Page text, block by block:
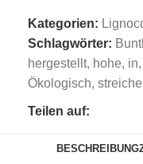
Kategorien:
Schlagwörter:
hergestellt, hohe, in,
Ökologisch,
Teilen auf:
BESCHREIBUNG